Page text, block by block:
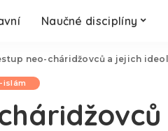
Naučné disciplíny
neo-cháridžovců a jejich
islám